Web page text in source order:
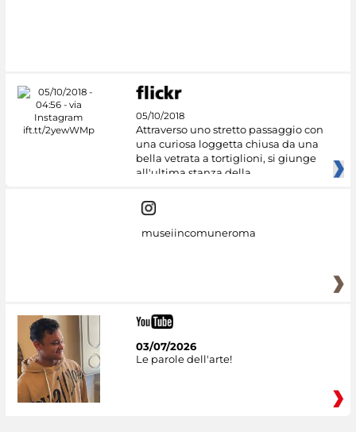
05/10/2018
Attraverso uno stretto passaggio con
una curiosa loggetta chiusa da una
bella vetrata a tortiglioni, si giunge
all'ultima stanza della
museiincomuneroma
03/07/2026
Le parole dell'arte!